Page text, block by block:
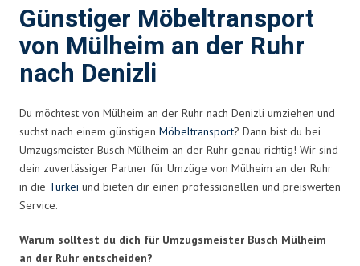
Günstiger Möbeltransport
von Mülheim an der Ruhr
nach Denizli
Du möchtest von Mülheim an der Ruhr nach Denizli umziehen und
suchst nach einem günstigen Möbeltransport? Dann bist du bei
Umzugsmeister Busch Mülheim an der Ruhr genau richtig! Wir sind
dein zuverlässiger Partner für Umzüge von Mülheim an der Ruhr
in die Türkei und bieten dir einen professionellen und preiswerten
Service.
Warum solltest du dich für Umzugsmeister Busch Mülheim
an der Ruhr entscheiden?